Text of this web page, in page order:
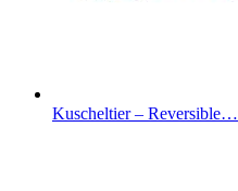
Kuscheltier – Reversible…